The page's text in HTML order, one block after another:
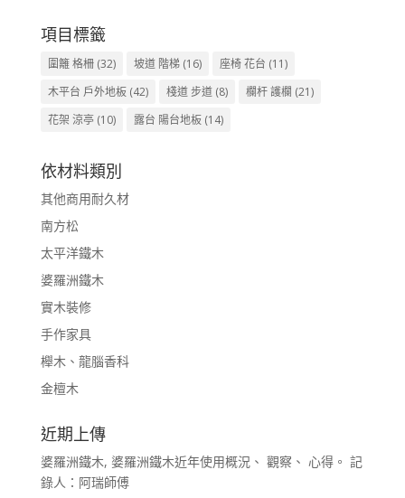
項目標籤
圍籬 格柵(32) 坡道 階梯(16) 座椅 花台 (11)
木平台 戶外地板(42) 棧道 步道(8) 欄杆 護欄 (21)
花架 涼亭(10) 露台 陽台地板(14)
依材料類別
其他商用耐久材
南方松
太平洋鐵木
婆羅洲鐵木
實木裝修
手作家具
櫸木、龍腦香科
金檀木
近期上傳
婆羅洲鐵木, 婆羅洲鐵木近年使用概況、 觀察、 心得。 記
錄人：阿瑞師傅